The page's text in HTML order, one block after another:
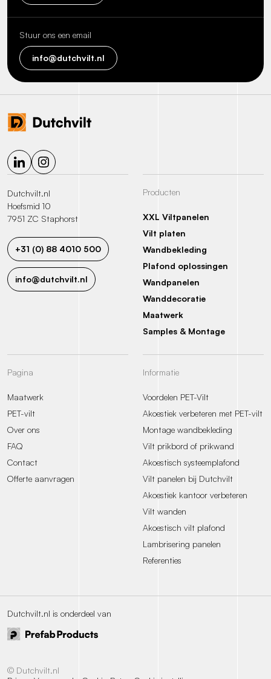
Stuur ons een email
info@dutchvilt.nl
Dutchvilt.nl
Hoefsmid 10
7951 ZC Staphorst
+31 (0) 88 4010 500
info@dutchvilt.nl
Producten
XXL Viltpanelen
Vilt platen
Wandbekleding
Plafond oplossingen
Wandpanelen
Wanddecoratie
Maatwerk
Samples & Montage
Pagina
Maatwerk
PET-vilt
Over ons
FAQ
Contact
Offerte aanvragen
Informatie
Voordelen PET-Vilt
Akoestiek verbeteren met PET-vilt
Montage wandbekleding
Vilt prikbord of prikwand
Akoestisch systeemplafond
Vilt panelen bij Dutchvilt
Akoestiek kantoor verbeteren
Vilt wanden
Akoestisch vilt plafond
Lambrisering panelen
Referenties
Dutchvilt.nl is onderdeel van
© Dutchvilt.nl